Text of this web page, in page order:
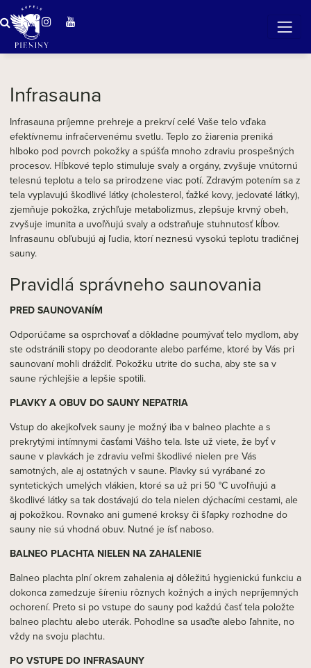
ideálna pre všetkých, ktorí
Infrasauna
Infrasauna príjemne prehreje a prekrví celé Vaše telo vďaka
efektívnemu infračervenému svetlu. Teplo zo žiarenia preniká
hlboko pod povrch pokožky a spúšťa mnoho zdraviu prospešných
procesov. Hĺbkové teplo stimuluje svaly a orgány, zvyšuje vnútornú
telesnú teplotu a telo sa prirodzene viac potí. Zdravým potením sa z
tela vyplavujú škodlivé látky (cholesterol, ťažké kovy, jedovaté látky),
zjemňuje pokožka, zrýchľuje metabolizmus, zlepšuje krvný obeh,
zvyšuje imunita a uvoľňujú svaly a odstraňuje stuhnutosť kĺbov.
Infrasaunu obľubujú aj ľudia, ktorí neznesú vysokú teplotu tradičnej
sauny.
Pravidlá správneho saunovania
PRED SAUNOVANÍM
Odporúčame sa osprchovať a dôkladne poumývať telo mydlom, aby
ste odstránili stopy po deodorante alebo parféme, ktoré by Vás pri
saunovaní mohli dráždiť. Pokožku utrite do sucha, aby ste sa v
saune rýchlejšie a lepšie spotili.
PLAVKY A OBUV DO SAUNY NEPATRIA
Vstup do akejkoľvek sauny je možný iba v balneo plachte a s
prekrytými intímnymi časťami Vášho tela. Iste už viete, že byť v
saune v plavkách je zdraviu veľmi škodlivé nielen pre Vás
samotných, ale aj ostatných v saune. Plavky sú vyrábané zo
syntetických umelých vlákien, ktoré sa už pri 50 °C uvoľňujú a
škodlivé látky sa tak dostávajú do tela nielen dýchacími cestami, ale
aj pokožkou. Rovnako ani gumené kroksy či šľapky rozhodne do
sauny nie sú vhodná obuv. Nutné je ísť naboso.
BALNEO PLACHTA NIELEN NA ZAHALENIE
Balneo plachta plní okrem zahalenia aj dôležitú hygienickú funkciu a
dokonca zamedzuje šíreniu rôznych kožných a iných nepríjemných
ochorení. Preto si po vstupe do sauny pod každú časť tela položte
balneo plachtu alebo uterák. Pohodlne sa usaďte alebo ľahnite, no
vždy na svoju plachtu.
PO VSTUPE DO INFRASAUNY